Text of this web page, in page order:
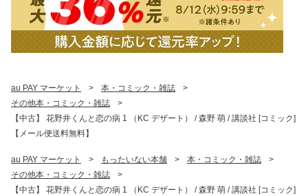
au PAY マーケット > 本・コミック・雑誌
>
その他本・コミック・雑誌
>
【中古】 花野井くんと恋の病 1 （KC デザート） / 森野 萌 / 講談社 [コミック]
【メール便送料無料】
au PAY マーケット > もったいない本舗 > 本・コミック・雑誌
>
その他本・コミック・雑誌
>
【中古】 花野井くんと恋の病 1 （KC デザート） / 森野 萌 / 講談社 [コミック]